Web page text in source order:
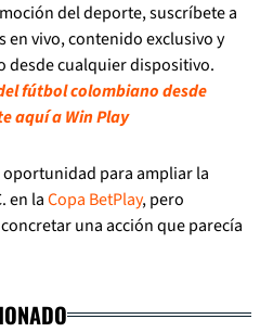
del deporte, suscríbete a
en vivo, contenido exclusivo y
desde cualquier dispositivo.
fútbol colombiano desde
aquí a Win Play
para ampliar la
en laCopa BetPlay, pero
una acción que parecía